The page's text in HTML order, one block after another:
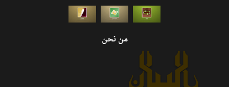
من نحن